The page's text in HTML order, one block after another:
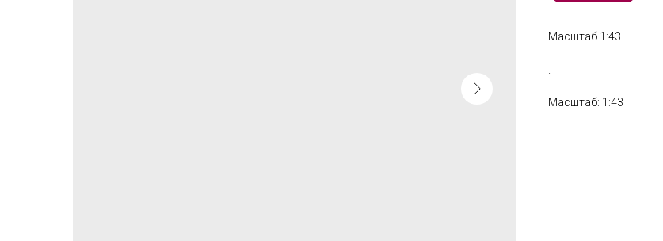
Масштаб 1:43
Масштаб: 1:43